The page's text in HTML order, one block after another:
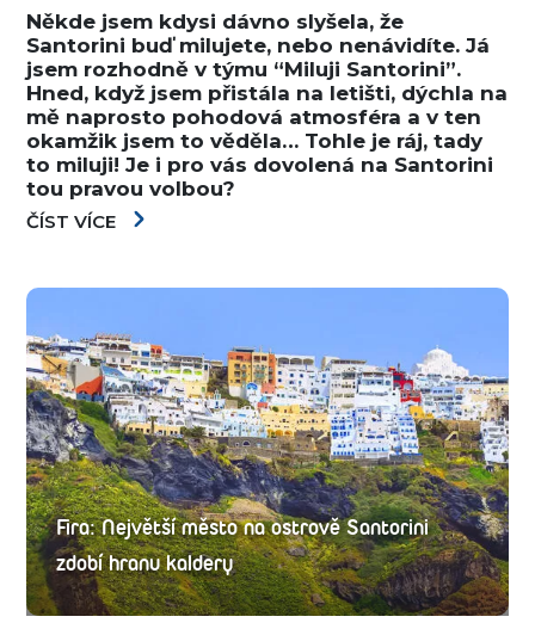
Někde jsem kdysi dávno slyšela, že
Santorini buď milujete, nebo nenávidíte. Já
jsem rozhodně v týmu “Miluji Santorini”.
Hned, když jsem přistála na letišti, dýchla na
mě naprosto pohodová atmosféra a v ten
okamžik jsem to věděla… Tohle je ráj, tady
to miluji! Je i pro vás dovolená na Santorini
tou pravou volbou?
ČÍST VÍCE
Fira: Největší město na ostrově Santorini
zdobí hranu kaldery